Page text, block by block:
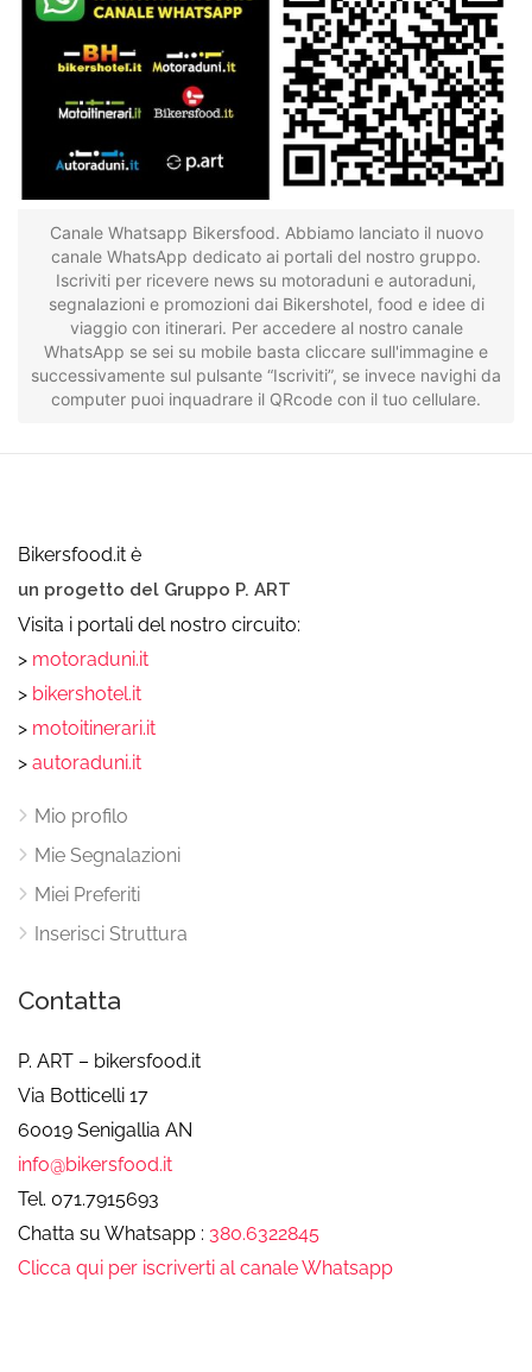
Canale Whatsapp Bikersfood. Abbiamo lanciato il nuovo
canale WhatsApp dedicato ai portali del nostro gruppo.
Iscriviti per ricevere news su motoraduni e autoraduni,
segnalazioni e promozioni dai Bikershotel, food e idee di
viaggio con itinerari. Per accedere al nostro canale
WhatsApp se sei su mobile basta cliccare sull'immagine e
successivamente sul pulsante “Iscriviti”, se invece navighi da
computer puoi inquadrare il QRcode con il tuo cellulare.
Bikersfood.it è
un progetto del Gruppo P. ART
Visita i portali del nostro circuito:
> motoraduni.it
> bikershotel.it
> motoitinerari.it
> autoraduni.it
Mio profilo
Mie Segnalazioni
Miei Preferiti
Inserisci Struttura
Contatta
P. ART – bikersfood.it
Via Botticelli 17
60019 Senigallia AN
info@bikersfood.it
Tel. 071.7915693
Chatta su Whatsapp : 380.6322845
Clicca qui per iscriverti al canale Whatsapp